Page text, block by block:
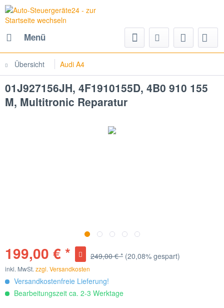
Menü
Übersicht Audi A4
01J927156JH, 4F1910155D, 4B0 910 155
M, Multitronic Reparatur
199,00 € * 249,00 € * (20,08% gespart)
inkl. MwSt. zzgl. Versandkosten
Versandkostenfreie Lieferung!
Bearbeitungszeit ca. 2-3 Werktage